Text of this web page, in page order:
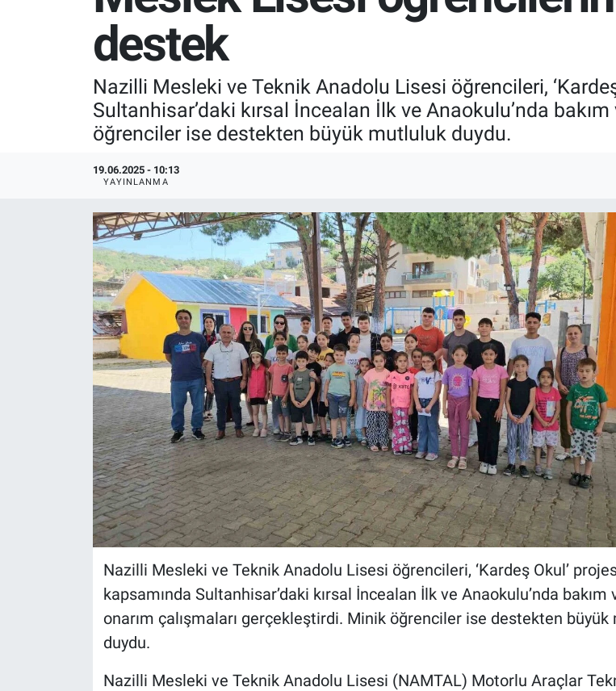
destek
Nazilli Mesleki ve Teknik Anadolu Lisesi öğrencileri,
Sultanhisar’daki kırsal İncealan İlk ve Anaokulu’nda
öğrenciler ise destekten büyük mutluluk duydu.
19.06.2025 - 10:13
YAYINLANMA
Nazilli Mesleki ve Teknik Anadolu Lisesi öğrencileri, ‘Kardeş Okul’
kapsamında Sultanhisar’daki kırsal İncealan İlk ve Anaokulu’nda bakım
onarım çalışmaları gerçekleştirdi. Minik öğrenciler ise destekten
duydu.
Nazilli Mesleki ve Teknik Anadolu Lisesi (NAMTAL) Motorlu Araçlar